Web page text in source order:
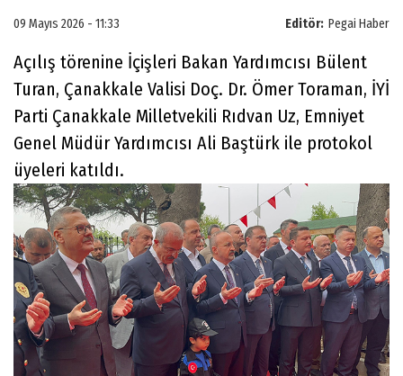
Editör: Pegai Haber
09 Mayıs 2026 - 11:33
Açılış törenine İçişleri Bakan Yardımcısı Bülent
Turan, Çanakkale Valisi Doç. Dr. Ömer Toraman, İYİ
Parti Çanakkale Milletvekili Rıdvan Uz, Emniyet
Genel Müdür Yardımcısı Ali Baştürk ile protokol
üyeleri katıldı.